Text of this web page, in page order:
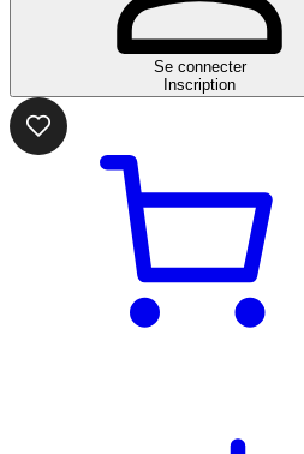
Se connecter
Inscription